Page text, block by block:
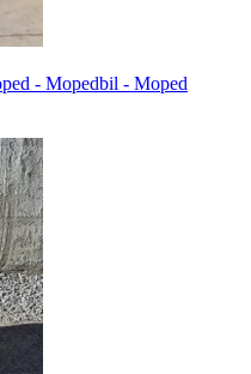
- Mopedbil - Moped